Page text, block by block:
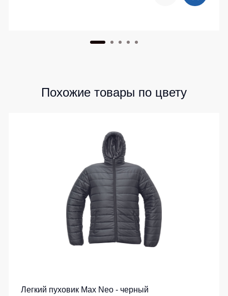
Похожие товары по цвету
Легкий пуховик Max Neo - черный